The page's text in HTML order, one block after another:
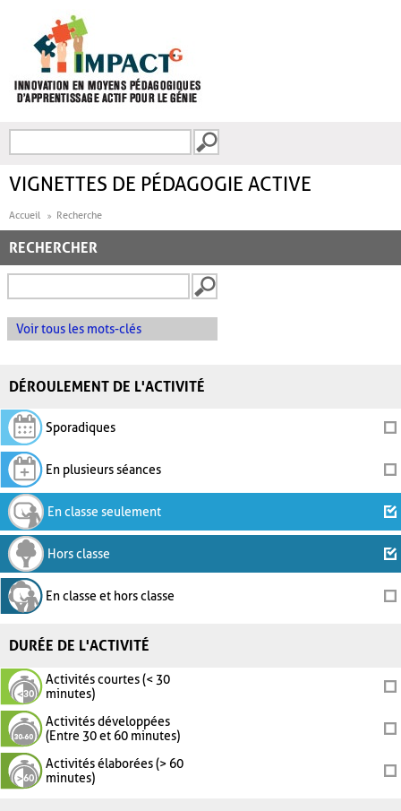
FORMULAIRE DE
VIGNETTES DE PÉDAGOGIE ACTIVE
Accueil Recherche
RECHERCHER
Voir tous les mots-clés
DÉROULEMENT DE L'ACTIVITÉ
Sporadiques
En plusieurs séances
En classe seulement
Hors classe
En classe et hors classe
DURÉE DE L'ACTIVITÉ
Activités courtes (< 30
minutes)
Activités développées
(Entre 30 et 60 minutes)
Activités élaborées (> 60
minutes)